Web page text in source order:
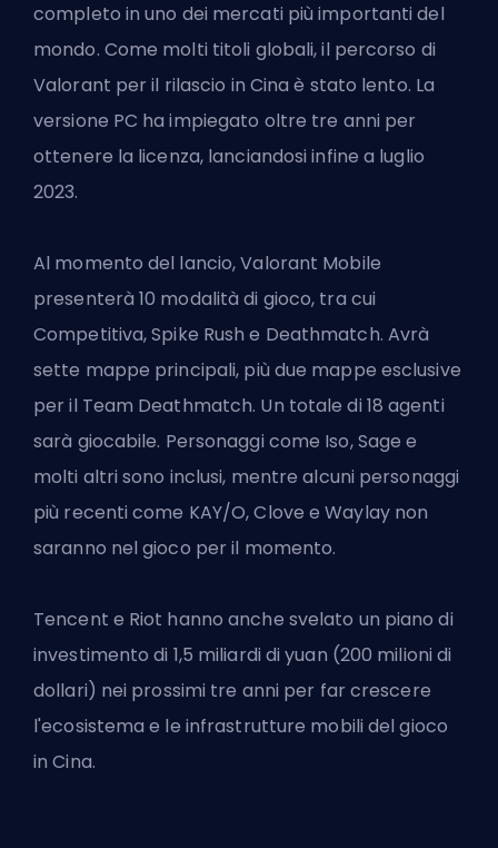
completo in uno dei mercati più importanti del
mondo. Come molti titoli globali, il percorso di
Valorant per il rilascio in Cina è stato lento. La
versione PC ha impiegato oltre tre anni per
ottenere la licenza, lanciandosi infine a luglio
2023.
Al momento del lancio, Valorant Mobile
presenterà 10 modalità di gioco, tra cui
Competitiva, Spike Rush e Deathmatch. Avrà
sette mappe principali, più due mappe esclusive
per il Team Deathmatch. Un totale di 18 agenti
sarà giocabile. Personaggi come Iso, Sage e
molti altri sono inclusi, mentre alcuni personaggi
più recenti come KAY/O,Clove e Waylay non
saranno nel gioco per il momento.
Tencent e Riot hanno anche svelato un piano di
investimento di 1,5 miliardi di yuan (200 milioni di
dollari) nei prossimi tre anni per far crescere
l'ecosistema e le infrastrutture mobili del gioco
in Cina.